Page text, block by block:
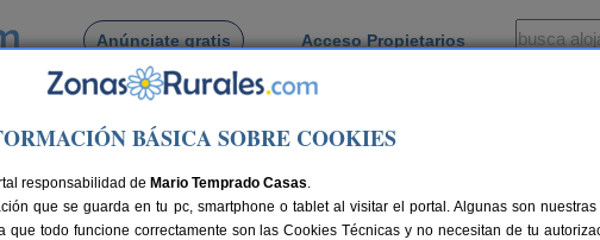
Anúnciate gratis Acceso Propietarios
por pueblo
BÁSICA SOBRE COOKIES
responsabilidad de Mario Temprado Casas.
que se guarda en tu pc, smartphone o tablet al visitar el portal. Algunas son
todo funcione correctamente son las Cookies Técnicas y no necesitan de tu